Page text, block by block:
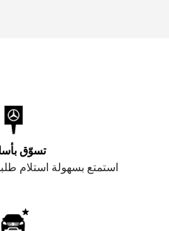
تسوّق
استمتع بسهولة استلام